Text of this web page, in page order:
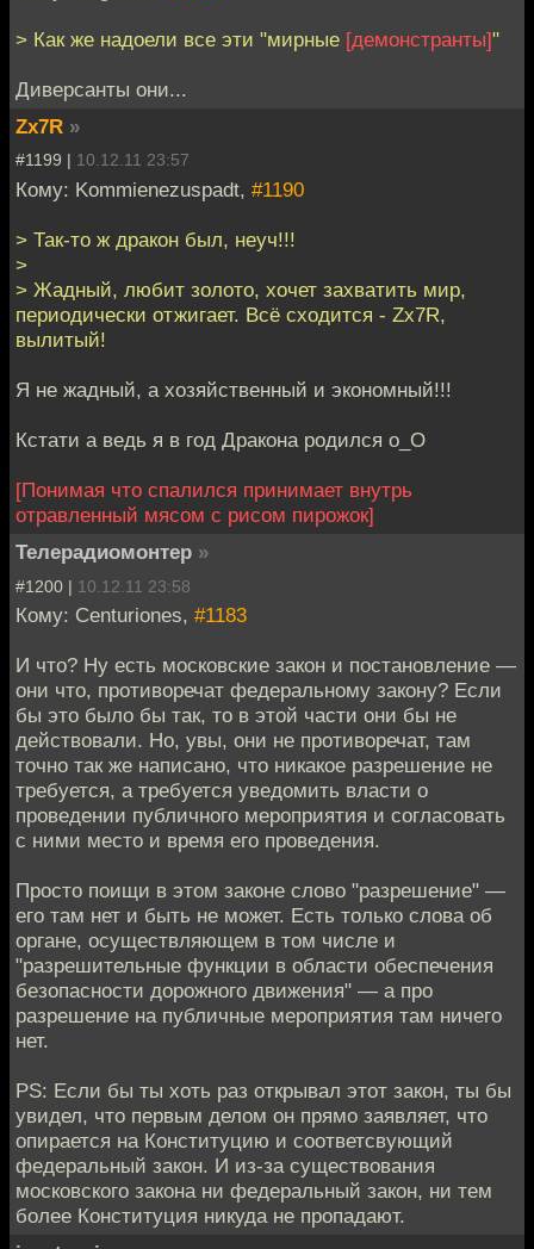
> Как же надоели все эти "мирные [демонстранты]"
Диверсанты они...
Zx7R »
#1199 | 10.12.11 23:57
Кому: Kommienezuspadt, #1190
> Так-то ж дракон был, неуч!!!
>
> Жадный, любит золото, хочет захватить мир,
периодически отжигает. Всё сходится - Zx7R,
вылитый!
Я не жадный, а хозяйственный и экономный!!!
Кстати а ведь я в год Дракона родился o_O
[Понимая что спалился принимает внутрь
отравленный мясом с рисом пирожок]
Телерадиомонтер »
#1200 | 10.12.11 23:58
Кому: Centuriones, #1183
И что? Ну есть московские закон и постановление —
они что, противоречат федеральному закону? Если
бы это было бы так, то в этой части они бы не
действовали. Но, увы, они не противоречат, там
точно так же написано, что никакое разрешение не
требуется, а требуется уведомить власти о
проведении публичного мероприятия и согласовать
с ними место и время его проведения.
Просто поищи в этом законе слово "разрешение" —
его там нет и быть не может. Есть только слова об
органе, осуществляющем в том числе и
"разрешительные функции в области обеспечения
безопасности дорожного движения" — а про
разрешение на публичные мероприятия там ничего
нет.
PS: Если бы ты хоть раз открывал этот закон, ты бы
увидел, что первым делом он прямо заявляет, что
опирается на Конституцию и соответсвующий
федеральный закон. И из-за существования
московского закона ни федеральный закон, ни тем
более Конституция никуда не пропадают.